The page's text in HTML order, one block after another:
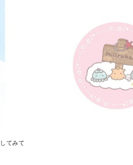
てみて